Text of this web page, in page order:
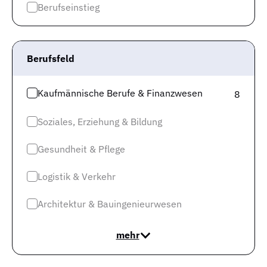
Berufseinstieg
Berufsfeld
Kaufmännische Berufe & Finanzwesen 8
Soziales, Erziehung & Bildung
Gesundheit & Pflege
Logistik & Verkehr
Architektur & Bauingenieurwesen
mehr
Spannend ist auch der Blick beim Gehalt auf ganz
Durchschnittsgehalt beträgt 5.071 brutto. Für die
Für die Top 10% liegt die Schätzung bei 7.450 und mehr
Euro pro Monat.